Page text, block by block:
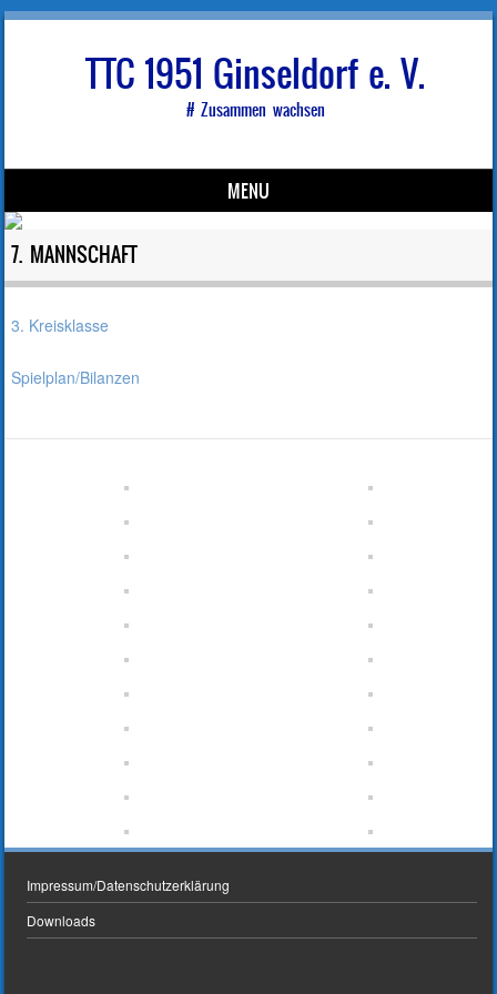
TTC 1951 Ginseldorf e. V.
# Zusammen wachsen
MENU
Skip to content
7. MANNSCHAFT
3. Kreisklasse
Spielplan/Bilanzen
Impressum/Datenschutzerklärung
Downloads